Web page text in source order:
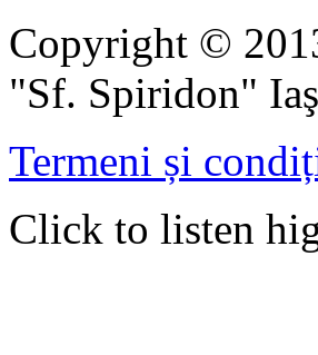
Copyright ©
"Sf. Spiridon"
Termeni și
Click to listen